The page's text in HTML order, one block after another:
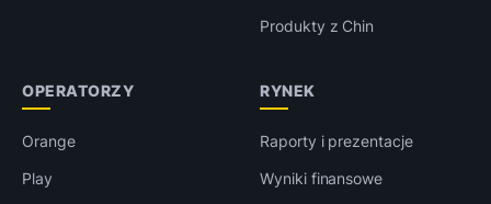
Produkty z Chin
OPERATORZY
Orange
Play
RYNEK
Raporty i prezentacje
Wyniki finansowe